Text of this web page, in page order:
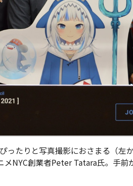
ったりと写真撮影におさまる（左
NYC創業者Peter Tatara氏。手前